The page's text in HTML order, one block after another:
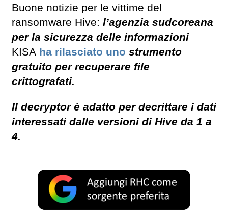
Buone notizie per le vittime del
ransomware Hive: l’agenzia sudcoreana
per la sicurezza delle informazioni
KISA ha rilasciato uno strumento
gratuito per recuperare file
crittografati.
Il decryptor è adatto per decrittare i dati
interessati dalle versioni di Hive da 1 a
4.